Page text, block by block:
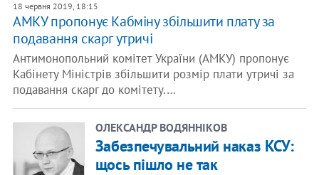
18 червня 2019, 18:15
АМКУ пропонує Кабміну збільшити плату за
подавання скарг утричі
Антимонопольний комітет України (АМКУ) пропонує
Кабінету Міністрів збільшити розмір плати утричі за
подавання скарг до комітету.…
ОЛЕКСАНДР ВОДЯННІКОВ
Забезпечувальний наказ КСУ:
щось пішло не так